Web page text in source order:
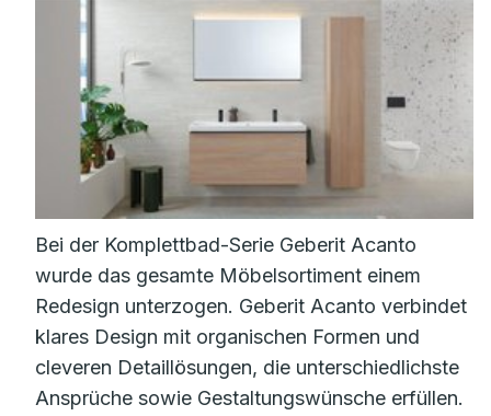
Bei der Komplettbad-Serie Geberit Acanto
wurde das gesamte Möbelsortiment einem
Redesign unterzogen. Geberit Acanto verbindet
klares Design mit organischen Formen und
cleveren Detaillösungen, die unterschiedlichste
Ansprüche sowie Gestaltungswünsche erfüllen.